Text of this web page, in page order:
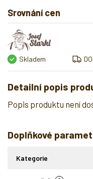
Srovnání cen
Skladem
Detailní popis
Popis produktu není
Doplňkové
Kategorie